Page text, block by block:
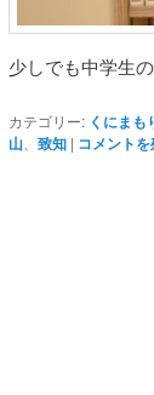
少しでも中学生
カテゴリー: くにまも
山、 致知 | コメント